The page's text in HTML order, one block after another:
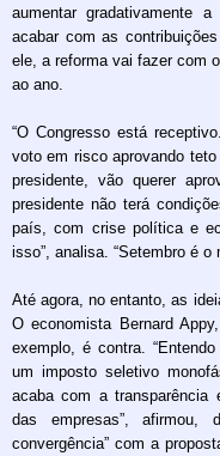
aumentar gradativamente
acabar com as
ele, a reforma vai fazer com
ao ano.
“O Congresso está
voto em risco aprovando
presidente, vão querer
presidente não terá
país, com crise política e
isso”, analisa. “Setembro é o
Até agora, no entanto, as
O economista Bernard
exemplo, é contra.
um imposto seletivo
acaba com a transparência
das empresas”,
convergência” com a